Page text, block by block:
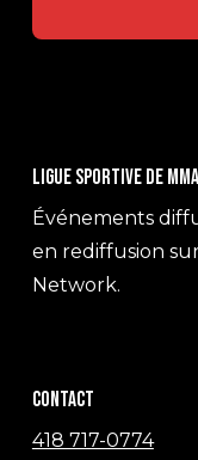
Ligue sportive de
Événements
en rediffusion
Network.
Contact
418 717-0774